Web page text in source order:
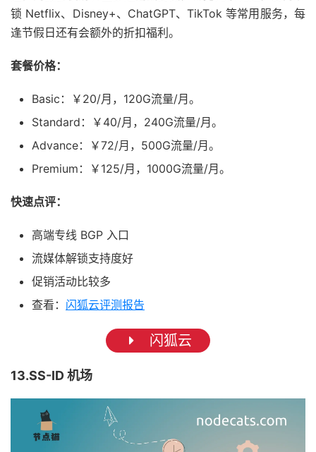
锁 Netflix、Disney+、ChatGPT、TikTok 等常用服务，每
逢节假日还有会额外的折扣福利。
套餐价格：
Basic：￥20/月，120G流量/月。
Standard：￥40/月，240G流量/月。
Advance：￥72/月，500G流量/月。
Premium：￥125/月，1000G流量/月。
快速点评：
高端专线 BGP 入口
流媒体解锁支持度好
促销活动比较多
查看： 闪狐云评测报告
闪狐云
13.SS-ID 机场